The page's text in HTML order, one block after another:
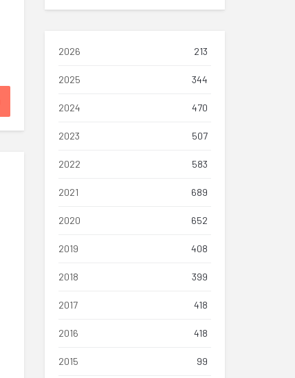
2026 213
2025 344
2024 470
2023 507
2022 583
2021 689
2020 652
2019 408
2018 399
2017 418
2016 418
2015 99